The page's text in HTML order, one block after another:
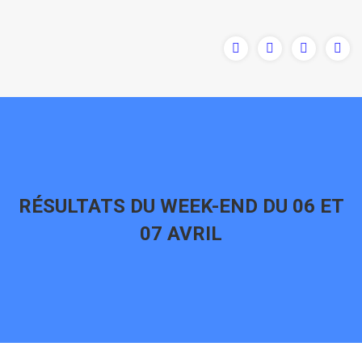
RÉSULTATS DU WEEK-END DU 06 ET
07 AVRIL